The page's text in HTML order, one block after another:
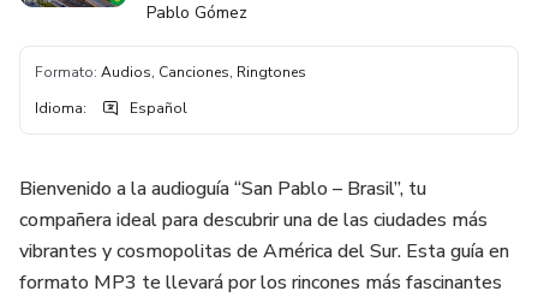
Pablo Gómez
Formato: Audios, Canciones, Ringtones
Idioma: Español
Bienvenido a la audioguía “San Pablo – Brasil”, tu
compañera ideal para descubrir una de las ciudades más
vibrantes y cosmopolitas de América del Sur. Esta guía en
formato MP3 te llevará por los rincones más fascinantes